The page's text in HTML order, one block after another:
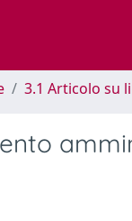
3.1 Articolo su